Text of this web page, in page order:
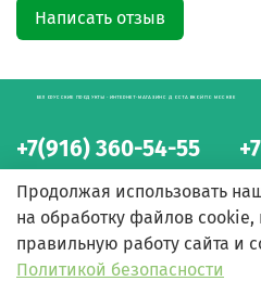
Написать отзыв
+7(916) 360-54-55
БЕЛОРУССКИЕ ПРОДУКТЫ - ИНТЕРНЕТ-МАГАЗИН С ДОСТАВКОЙ ПО МОСКВЕ
Продолжая использовать
на обработку файлов
правильную работу сайта и
Политикой безопасности